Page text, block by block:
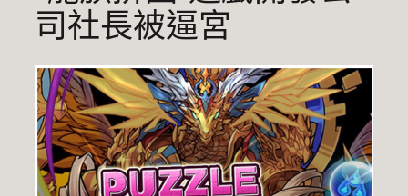
司社長被逼宮